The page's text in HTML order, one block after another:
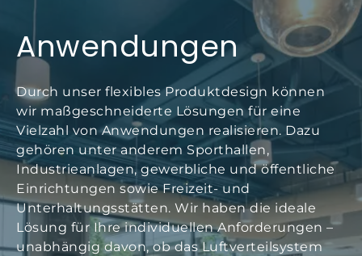
Anwendungen
Durch unser flexibles Produktdesign können
wir maßgeschneiderte Lösungen für eine
Vielzahl von Anwendungen realisieren. Dazu
gehören unter anderem Sporthallen,
Industrieanlagen, gewerbliche und öffentliche
Einrichtungen sowie Freizeit- und
Unterhaltungsstätten. Wir haben die ideale
Lösung für Ihre individuellen Anforderungen –
unabhängig davon, ob das Luftverteilsystem